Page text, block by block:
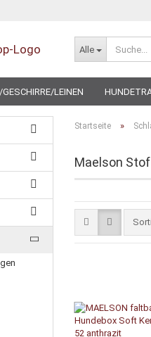
Alle
LEINEN
Startseite »
Maelson